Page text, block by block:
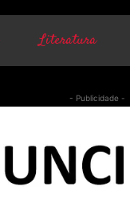
Literatura
- Publicidade -